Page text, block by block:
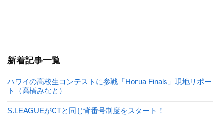
新着記事一覧
ハワイの高校生コンテストに参戦「Honua Finals」現地リポー
ト（高橋みなと）
S.LEAGUEがCTと同じ背番号制度をスタート！